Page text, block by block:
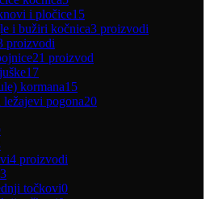
i pločice15
i bužiri kočnica3 proizvodi
proizvodi
21 proizvod
17
kormana15
pogona20
4 proizvodi
točkovi0